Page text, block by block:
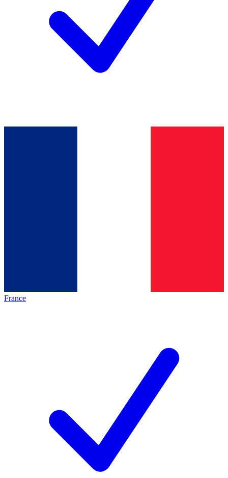
France